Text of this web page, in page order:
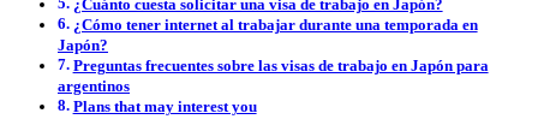
¿Cuánto cuesta solicitar una visa de trabajo en Japón?
¿Cómo tener internet al trabajar durante una temporada en
Japón?
Preguntas frecuentes sobre las visas de trabajo en Japón para
argentinos
Plans that may interest you